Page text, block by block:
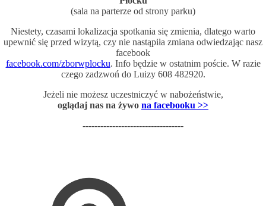
(sala na parterze od strony parku)
Niestety, czasami lokalizacja spotkania się zmienia, dlatego warto
upewnić się przed wizytą, czy nie nastąpiła zmiana odwiedzając nasz
facebook
facebook.com/zborwplocku. Info będzie w ostatnim poście. W razie
czego zadzwoń do Luizy 608 482920.
Jeżeli nie możesz uczestniczyć w nabożeństwie,
oglądaj nas na żywo na facebooku >>
----------------------------------